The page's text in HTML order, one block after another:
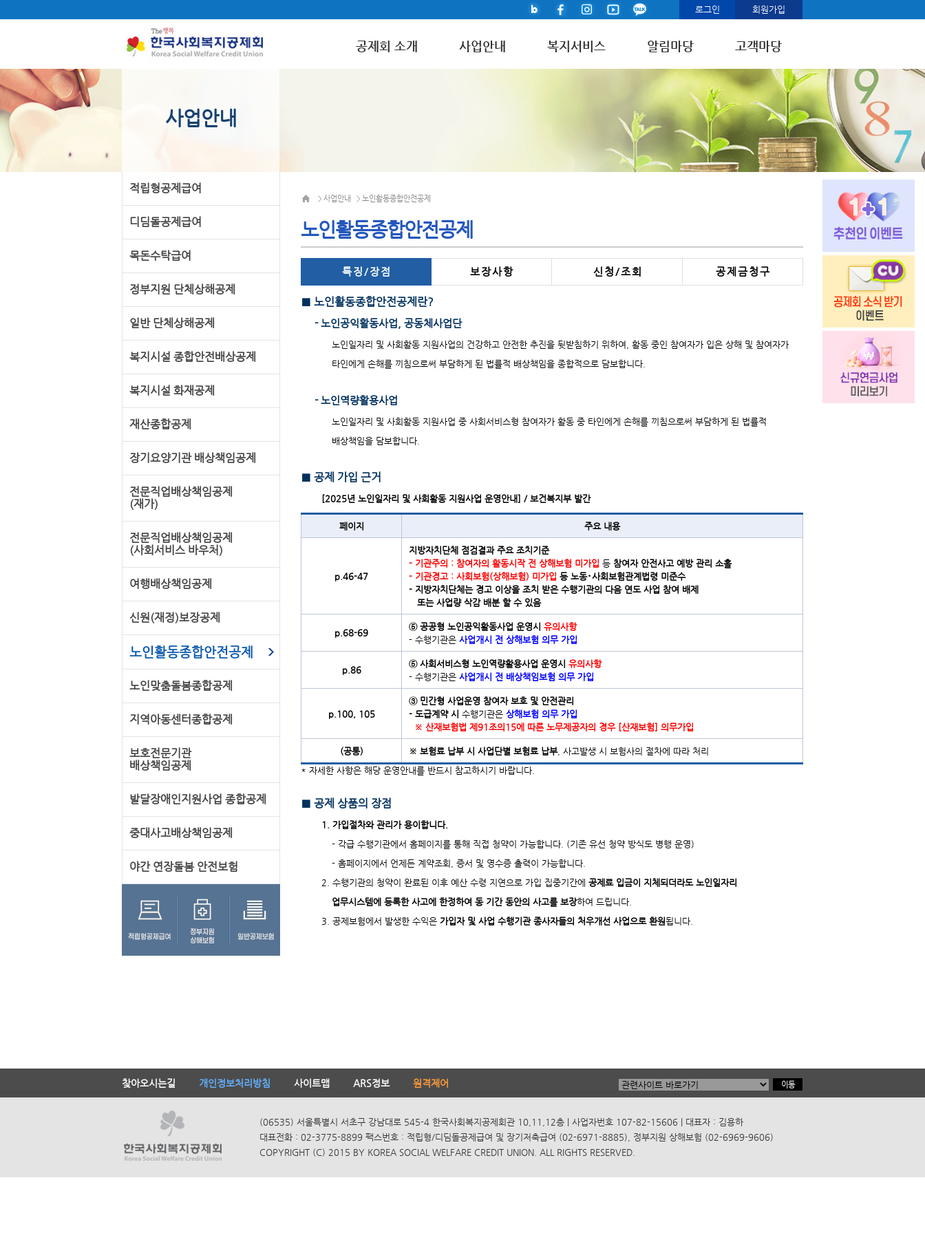
로그인 회원가입
공제회 소개 사업안내 복지서비스 알림마당 고객마당
사업안내
적립형공제급여
디딤돌공제급여
목돈수탁급여
정부지원 단체상해공제
일반 단체상해공제
복지시설 종합안전배상공제
복지시설 화재공제
재산종합공제
장기요양기관 배상책임공제
전문직업배상책임공제
(재가)
전문직업배상책임공제
(사회서비스 바우처)
여행배상책임공제
신원(재정)보장공제
노인활동종합안전공제
노인맞춤돌봄종합공제
지역아동센터종합공제
보호전문기관
배상책임공제
발달장애인지원사업 종합공제
중대사고배상책임공제
야간 연장돌봄 안전보험
> 사업안내 > 노인활동종합안전공제
노인활동종합안전공제
특 징 / 장 점 보 장 사 항 신 청 / 조 회 공 제 금 청 구
■ 노인활동종합안전공제란?
- 노인공익활동사업, 공동체사업단
노인일자리 및 사회활동 지원사업의 건강하고 안전한 추진을 뒷받침하기 위하여, 활동 중인 참여자가 입은 상해 및 참여자가
타인에게 손해를 끼침으로써 부담하게 된 법률적 배상책임을 종합적으로 담보합니다.
- 노인역량활용사업
노인일자리 및 사회활동 지원사업 중 사회서비스형 참여자가 활동 중 타인에게 손해를 끼침으로써 부담하게 된 법률적
배상책임을 담보합니다.
■ 공제 가입 근거
[2025년 노인일자리 및 사회활동 지원사업 운영안내] / 보건복지부 발간
페이지 주요 내용
p.46-47
지방자치단체 점검결과 주요 조치기준
- 기관주의 : 참여자의 활동시작 전 상해보험 미가입 등 참여자 안전사고 예방 관리 소홀
- 기관경고 : 사회보험(상해보험) 미가입 등 노동･사회보험관계법령 미준수
- 지방자치단체는 경고 이상을 조치 받은 수행기관의 다음 연도 사업 참여 배제
또는 사업량 삭감 배분 할 수 있음
p.68-69
⑤ 공공형 노인공익활동사업 운영시 유의사항
- 수행기관은 사업개시 전 상해보험 의무 가입
p.86
⑤ 사회서비스형 노인역량활용사업 운영시 유의사항
- 수행기관은 사업개시 전 배상책임보험 의무 가입
p.100, 105
③ 민간형 사업운영 참여자 보호 및 안전관리
- 도급계약 시 수행기관은 상해보험 의무 가입
※ 산재보험법 제91조의15에 따른 노무제공자의 경우 [산재보험] 의무가입
(공통) ※ 보험료 납부 시 사업단별 보험료 납부, 사고발생 시 보험사의 절차에 따라 처리
* 자세한 사항은 해당 운영안내를 반드시 참고하시기 바랍니다.
■ 공제 상품의 장점
1. 가입절차와 관리가 용이합니다.
- 각급 수행기관에서 홈페이지를 통해 직접 청약이 가능합니다. (기존 유선 청약 방식도 병행 운영)
- 홈페이지에서 언제든 계약조회, 증서 및 영수증 출력이 가능합니다.
2. 수행기관의 청약이 완료된 이후 예산 수령 지연으로 가입 집중기간에 공제료 입금이 지체되더라도 노인일자리
업무시스템에 등록한 사고에 한정하여 동 기간 동안의 사고를 보장하여 드립니다.
3. 공제보험에서 발생한 수익은 가입자 및 사업 수행기관 종사자들의 처우개선 사업으로 환원됩니다.
찾아오시는길 개인정보처리방침 사이트맵 ARS정보 원격제어
(06535) 서울특별시 서초구 강남대로 545-4 한국사회복지공제회관 10,11,12층 | 사업자번호 107-82-15606 | 대표자 : 김용하
대표전화 : 02-3775-8899 팩스번호 : 적립형/디딤돌공제급여 및 장기저축급여 (02-6971-8885), 정부지원 상해보험 (02-6969-9606)
COPYRIGHT (C) 2015 BY KOREA SOCIAL WELFARE CREDIT UNION. ALL RIGHTS RESERVED.